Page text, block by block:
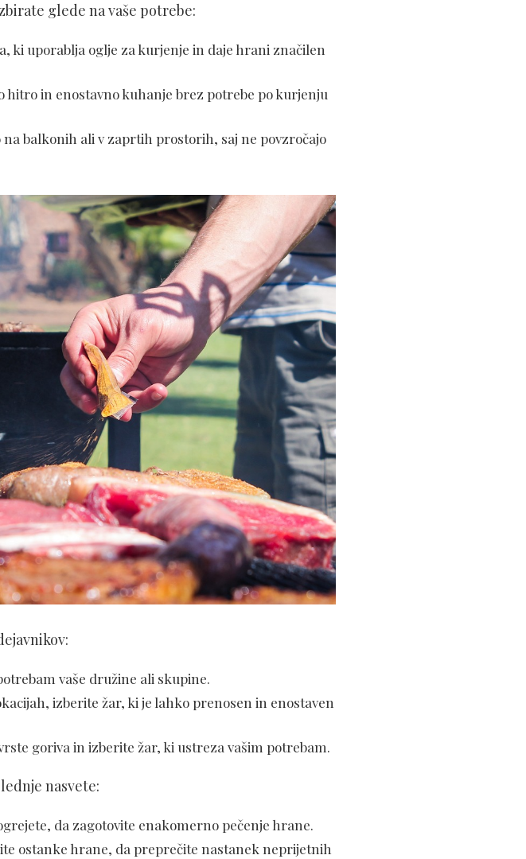
glede na vaše potrebe:
ki uporablja oglje za kurjenje in daje hrani značilen
hitro in enostavno kuhanje brez potrebe po kurjenju
balkonih ali v zaprtih prostorih, saj ne povzročajo
vaše družine ali skupine.
izberite žar, ki je lahko prenosen in enostaven
goriva in izberite žar, ki ustreza vašim potrebam.
nasvete:
da zagotovite enakomerno pečenje hrane.
ostanke hrane, da preprečite nastanek neprijetnih